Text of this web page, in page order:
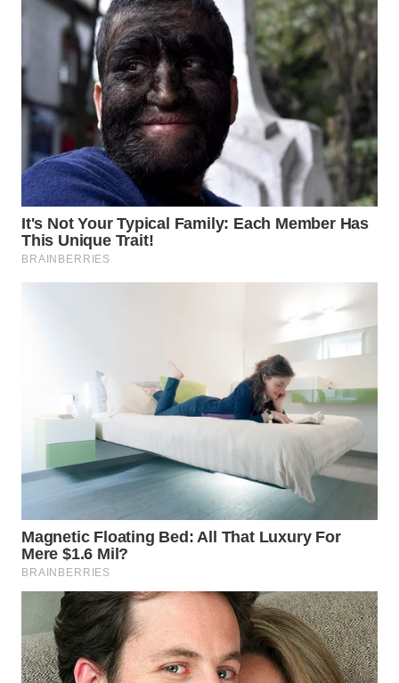
WN
SURABAYA
WN
WN
BINTAN
WN
MANDALIKA
BORNEO
Wahana
Media
WAHANA
NEWS
WAHANA
TANI
WAHANA